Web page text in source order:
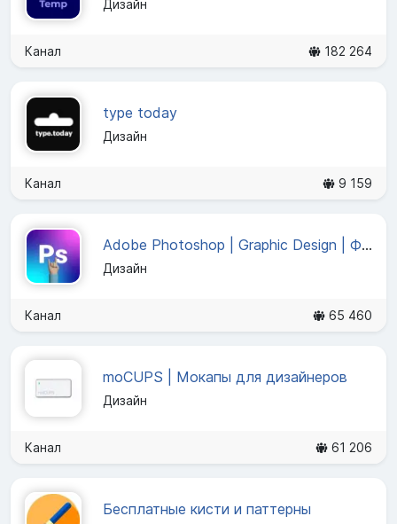
Дизайн
Канал 182 264
type today
Дизайн
Канал 9 159
Adobe Photoshop | Graphic Design | Фотошоп
Дизайн
Канал 65 460
moCUPS | Мокапы для дизайнеров
Дизайн
Канал 61 206
Бесплатные кисти и паттерны